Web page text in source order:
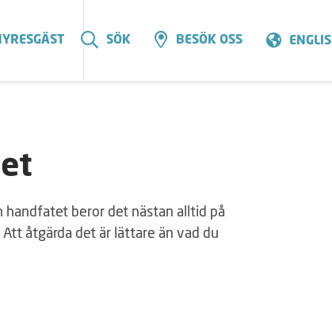
SÖK BESÖK OSS
beror det nästan alltid på
åtgärda det är lättare än vad du